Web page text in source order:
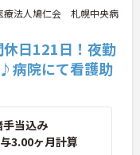
療法人鳩仁会 札幌中央病
休日121日！夜勤
病院にて看護助
当込み
3.00ヶ月計算